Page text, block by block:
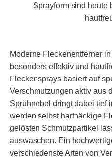
Sprayform sind heute
Moderne Fleckenentferner
besonders effektiv und
Fleckensprays basiert auf
Verschmutzungen aktiv aus
Sprühnebel dringt dabei tief
werden selbst hartnäckige
gelösten Schmutzpartikel
auswaschen. Ein
verschiedenste Arten von